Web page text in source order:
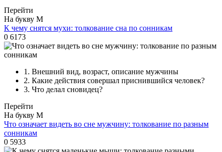
Перейти
На букву М
К чему снятся мухи: толкование сна по сонникам
0 6173
1. Внешний вид, возраст, описание мужчины
2. Какие действия совершал приснившийся человек?
3. Что делал сновидец?
Перейти
На букву М
Что означает видеть во сне мужчину: толкование по разным
сонникам
0 5933